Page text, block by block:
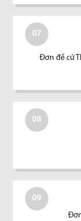
07
Đơn đề cử
08
09